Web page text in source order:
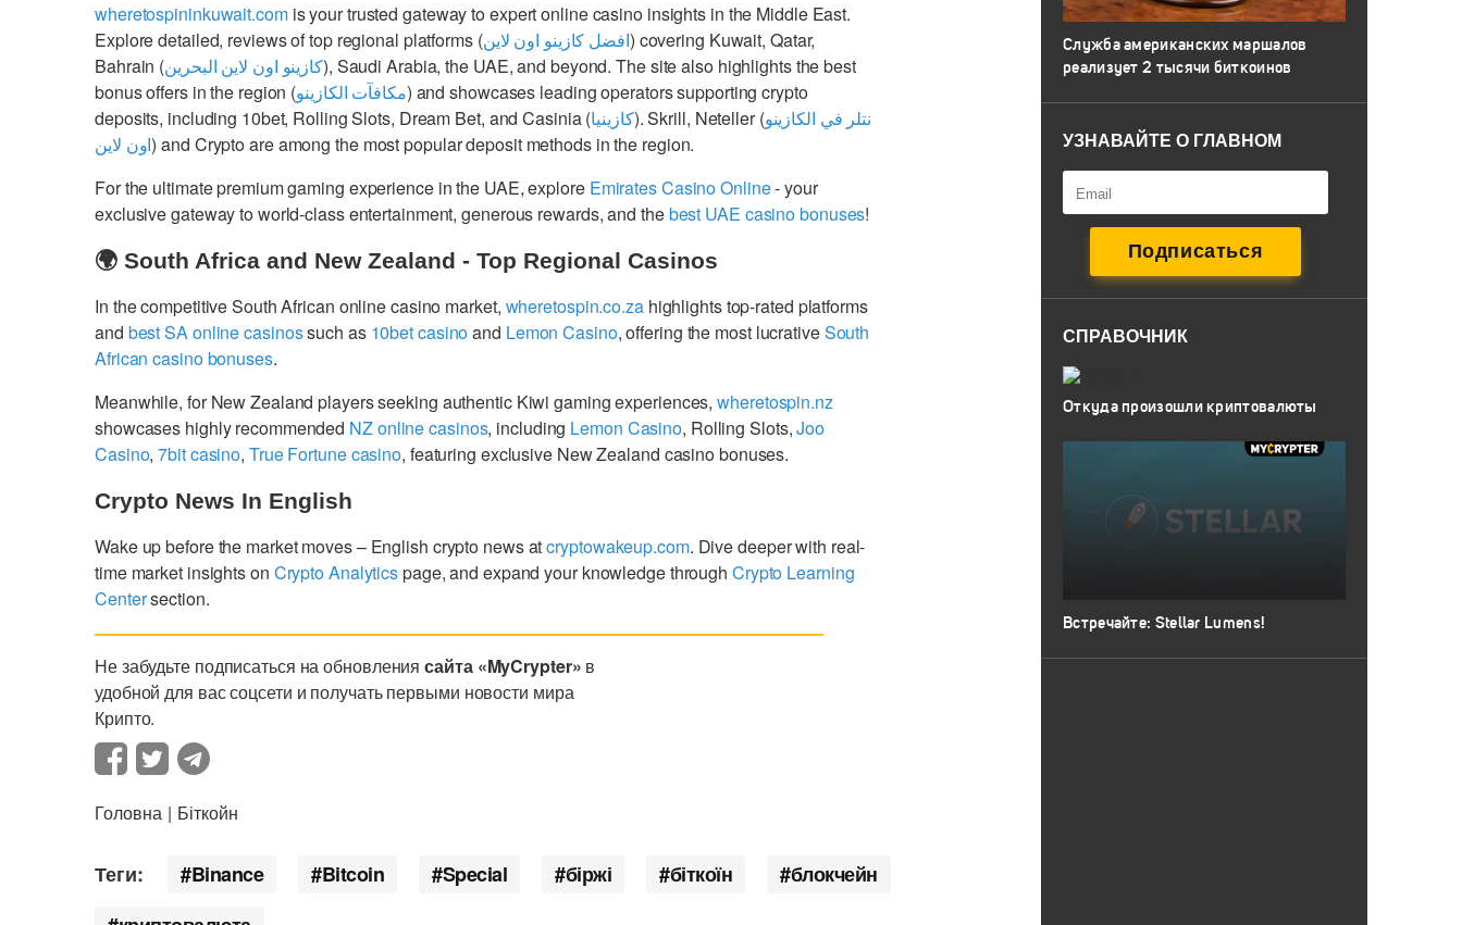
wheretospininkuwait.comis your trusted gateway to expert online casino insights in the Middle East.
Explore detailed, reviews of top regional platforms (افضل كازينو اون لاين) covering Kuwait, Qatar,
Bahrain (كازينو اون لاين البحرين), Saudi Arabia, the UAE, and beyond. The site also highlights the best
bonus offers in the region (مكافآت الكازينو) and showcases leading operators supporting crypto
deposits, including 10bet, Rolling Slots, Dream Bet, and Casinia (كازينيا). Skrill, Neteller (نتلر في الكازينو
اون لاين) and Crypto are among the most popular deposit methods in the region.
For the ultimate premium gaming experience in the UAE, explore Emirates Casino Online- your
exclusive gateway to world-class entertainment, generous rewards, and thebest UAE casino bonuses!
🌍 South Africa and New Zealand - Top Regional Casinos
In the competitive South African online casino market, wheretospin.co.zahighlights top-rated platforms
and best SA online casinossuch as 10bet casinoand Lemon Casino, offering the most lucrativeSouth
African casino bonuses.
Meanwhile, for New Zealand players seeking authentic Kiwi gaming experiences,wheretospin.nz
showcases highly recommended NZ online casinos, including Lemon Casino, Rolling Slots,Joo
Casino,7bit casino, True Fortune casino, featuring exclusive New Zealand casino bonuses.
Crypto News In English
Wake up before the market moves – English crypto news atcryptowakeup.com. Dive deeper with real-
time market insights on Crypto Analyticspage, and expand your knowledge through Crypto Learning
Centersection.
Не забудьте подписаться на обновлениясайта «MyCrypter» в
удобной для вас соцсети и получать первыми новости мира
Крипто.
Головна Біткойн
Теги: Binance Bitcoin Special біржі біткоїн
блокчейн
Служба американских маршалов
реализует 2 тысячи биткоинов
УЗНАВАЙТЕ О ГЛАВНОМ
СПРАВОЧНИК
Откуда произошли криптовалюты
Встречайте: Stellar Lumens!